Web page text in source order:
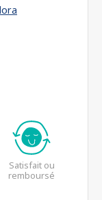
Satisfait ou
remboursé